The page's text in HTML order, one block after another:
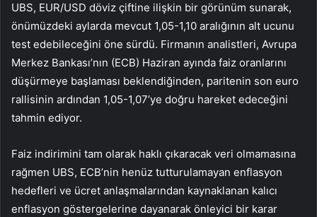
UBS, EUR/USD döviz çiftine ilişkin bir görünüm sunarak,
önümüzdeki aylarda mevcut 1,05-1,10 aralığının alt ucunu
test edebileceğini öne sürdü. Firmanın analistleri, Avrupa
Merkez Bankası’nın (ECB) Haziran ayında faiz oranlarını
düşürmeye başlaması beklendiğinden, paritenin son euro
rallisinin ardından 1,05-1,07’ye doğru hareket edeceğini
tahmin ediyor.
Faiz indirimini tam olarak haklı çıkaracak veri olmamasına
rağmen UBS, ECB’nin henüz tutturulamayan enflasyon
hedefleri ve ücret anlaşmalarından kaynaklanan kalıcı
enflasyon göstergelerine dayanarak önleyici bir karar